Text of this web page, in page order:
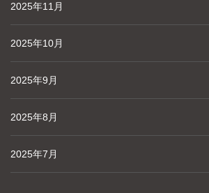
2025年11月
2025年10月
2025年9月
2025年8月
2025年7月